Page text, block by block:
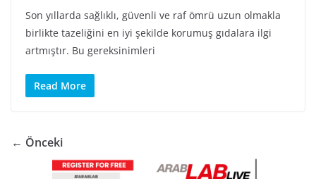
Son yıllarda sağlıklı, güvenli ve raf ömrü uzun olmakla
birlikte tazeliğini en iyi şekilde korumuş gıdalara ilgi
artmıştır. Bu gereksinimleri
Read More
← Önceki